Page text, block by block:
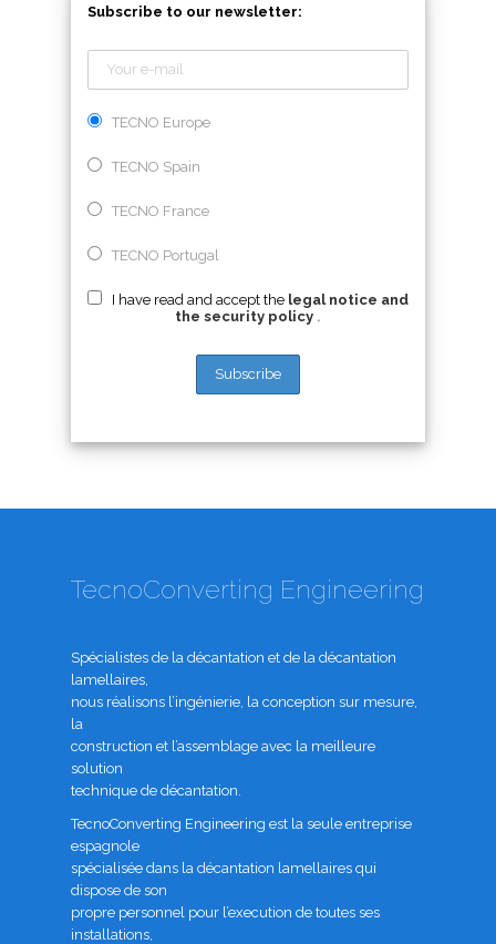
Subscribe to our newsletter:
TECNO Europe
TECNO Spain
TECNO France
TECNO Portugal
I have read and accept the legal notice and
the security policy .
TecnoConverting Engineering
Spécialistes de la décantation et de la décantation
lamellaires,
nous réalisons l’ingénierie, la conception sur mesure,
la
construction et l’assemblage avec la meilleure
solution
technique de décantation.
TecnoConverting Engineering est la seule entreprise
espagnole
spécialisée dans la décantation lamellaires qui
dispose de son
propre personnel pour l’execution de toutes ses
installations,